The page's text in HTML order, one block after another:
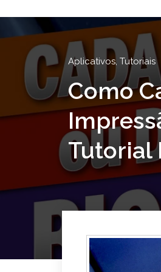
Aplicativos, Tutoriais
Como
Tutorial